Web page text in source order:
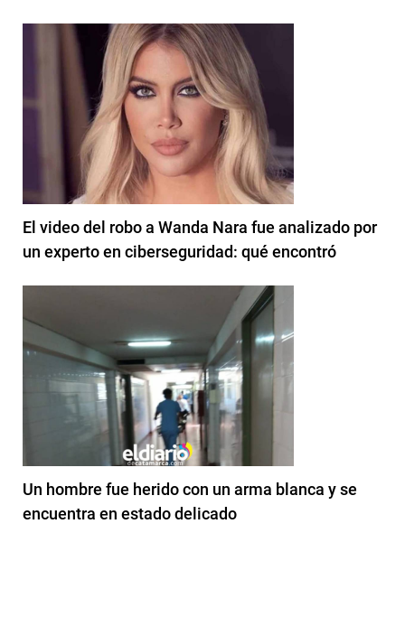
El video del robo a Wanda Nara fue analizado por
un experto en ciberseguridad: qué encontró
Un hombre fue herido con un arma blanca y se
encuentra en estado delicado